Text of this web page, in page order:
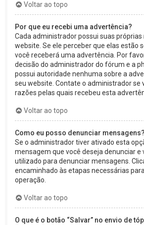
Voltar ao topo
Por que eu recebi uma advertência?
Cada administrador possui suas próprias
website. Se ele perceber que elas estão
você receberá uma advertência. Por
decisão do administrador do fórum e a
possui autoridade nenhuma sobre a
seu website. Contate o administrador se
razões pelas quais recebeu esta
Voltar ao topo
Como eu posso denunciar mensagens?
Se o administrador tiver ativado esta
mensagem que você deseja denunciar e
utilizado para denunciar mensagens.
encaminhado às etapas necessárias
operação.
Voltar ao topo
O que é o botão “Salvar” no envio de